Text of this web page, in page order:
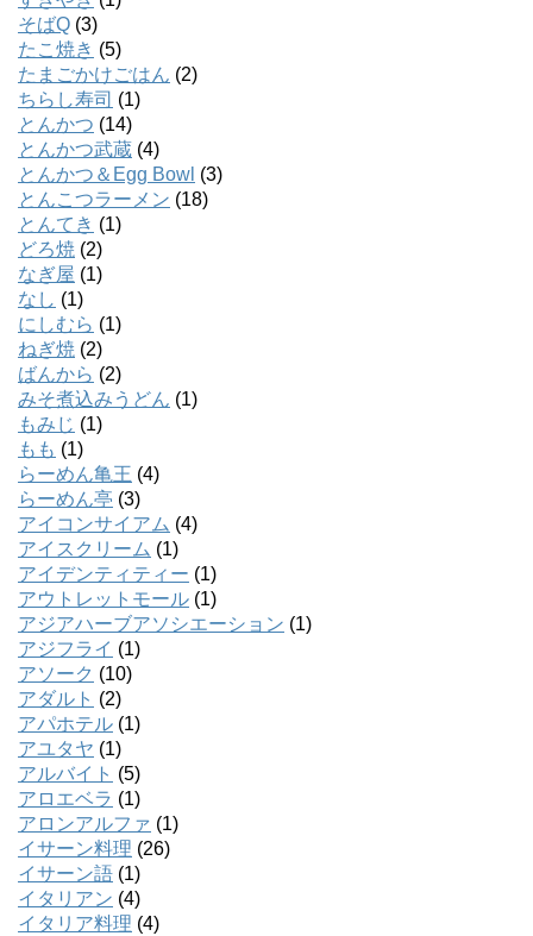
そばQ (3)
たこ焼き (5)
たまごかけごはん (2)
ちらし寿司 (1)
とんかつ (14)
とんかつ武蔵 (4)
とんかつ＆Egg Bowl (3)
とんこつラーメン (18)
とんてき (1)
どろ焼 (2)
なぎ屋 (1)
なし (1)
にしむら (1)
ねぎ焼 (2)
ばんから (2)
みそ煮込みうどん (1)
もみじ (1)
もも (1)
らーめん亀王 (4)
らーめん亭 (3)
アイコンサイアム (4)
アイスクリーム (1)
アイデンティティー (1)
アウトレットモール (1)
アジアハーブアソシエーション (1)
アジフライ (1)
アソーク (10)
アダルト (2)
アパホテル (1)
アユタヤ (1)
アルバイト (5)
アロエベラ (1)
アロンアルファ (1)
イサーン料理 (26)
イサーン語 (1)
イタリアン (4)
イタリア料理 (4)